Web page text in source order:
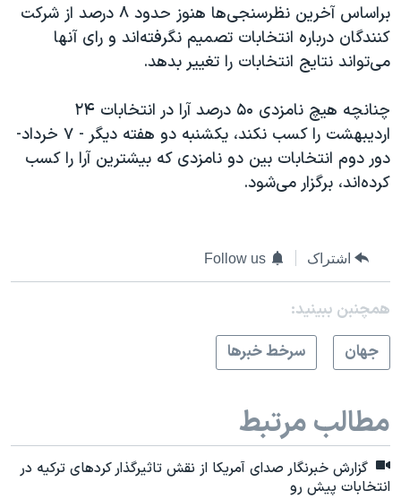
براساس آخرین نظرسنجی‌ها هنوز حدود ۸ درصد از شرکت
کنندگان درباره انتخابات تصمیم نگرفته‌اند و رای آنها
می‌تواند نتایج انتخابات را تغییر بدهد.
چنانچه هیچ نامزدی ۵۰ درصد آرا در انتخابات ۲۴
اردیبهشت را کسب نکند، یکشنبه دو هفته دیگر - ۷ خرداد-
دور دوم انتخابات بین دو نامزدی که بیشترین آرا را کسب
کرده‌اند، برگزار می‌شود.
اشتراک Follow us
همچنبن ببینید:
جهان
سرخط خبرها
مطالب مرتبط
گزارش خبرنگار صدای آمریکا از نقش تاثیرگذار کردهای ترکیه در
انتخابات پیش رو